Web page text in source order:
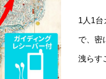
1人1台
で、密
洩らす